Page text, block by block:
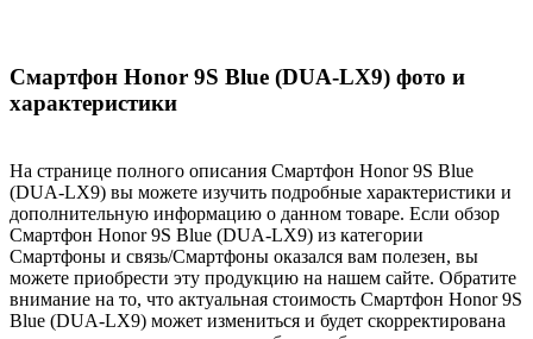
Смартфон Honor 9S Blue (DUA-LX9) фото и
характеристики
На странице полного описания Смартфон Honor 9S Blue
(DUA-LX9) вы можете изучить подробные характеристики и
дополнительную информацию о данном товаре. Если обзор
Смартфон Honor 9S Blue (DUA-LX9) из категории
Смартфоны и связь/Смартфоны оказался вам полезен, вы
можете приобрести эту продукцию на нашем сайте. Обратите
внимание на то, что актуальная стоимость Смартфон Honor 9S
Blue (DUA-LX9) может измениться и будет скорректирована